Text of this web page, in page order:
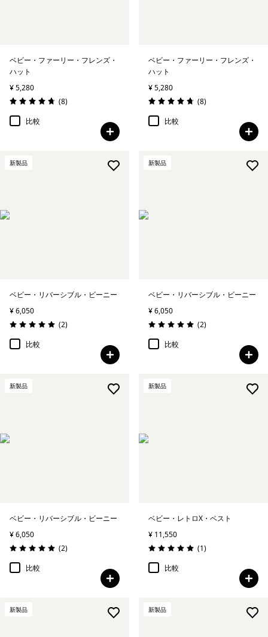
ベビー・ファーリー・フレンズ・
ハット
¥ 5,280
評価: 4.8 / 5
(8レビュー
)
比較
ベビー・ファーリー・フレンズ・
ハット
¥ 5,280
評価: 4.8 / 5
(8レビュー
)
比較
新製品
ベビー・リバーシブル・ビーニー
¥ 6,050
評価: 5.0 / 5
(2レビュー
)
比較
新製品
ベビー・リバーシブル・ビーニー
¥ 6,050
評価: 5.0 / 5
(2レビュー
)
比較
新製品
ベビー・リバーシブル・ビーニー
¥ 6,050
評価: 5.0 / 5
(2レビュー
)
比較
新製品
ベビー・レトロX・ベスト
¥ 11,550
評価: 5.0 / 5
(1レビュー
)
比較
新製品 新製品